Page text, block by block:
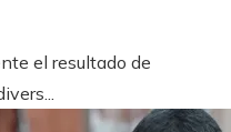
el resultado de